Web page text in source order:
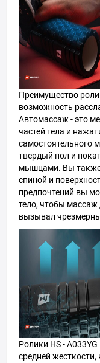
Преимущество
возможность
Автомассаж - это
частей тела и
самостоятельного
твердый пол и
мышцами. Вы
спиной и
предпочтений вы
тело, чтобы массаж
вызывал
Ролики HS -
средней жесткости,